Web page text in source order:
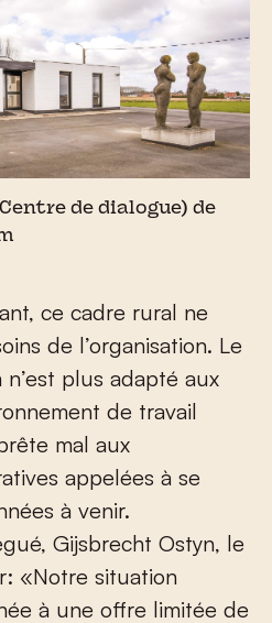
de dialogue) de
ce cadre rural ne
de l’organisation. Le
plus adapté aux
de travail
mal aux
appelées à se
à venir.
Gijsbrecht Ostyn, le
«Notre situation
à une offre limitée de